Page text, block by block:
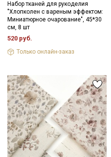
Набор тканей для рукоделия
"Хлопколен с вареным эффектом:
Миниатюрное очарование", 45*30
см, 8 шт
520 руб.
Только онлайн-заказ